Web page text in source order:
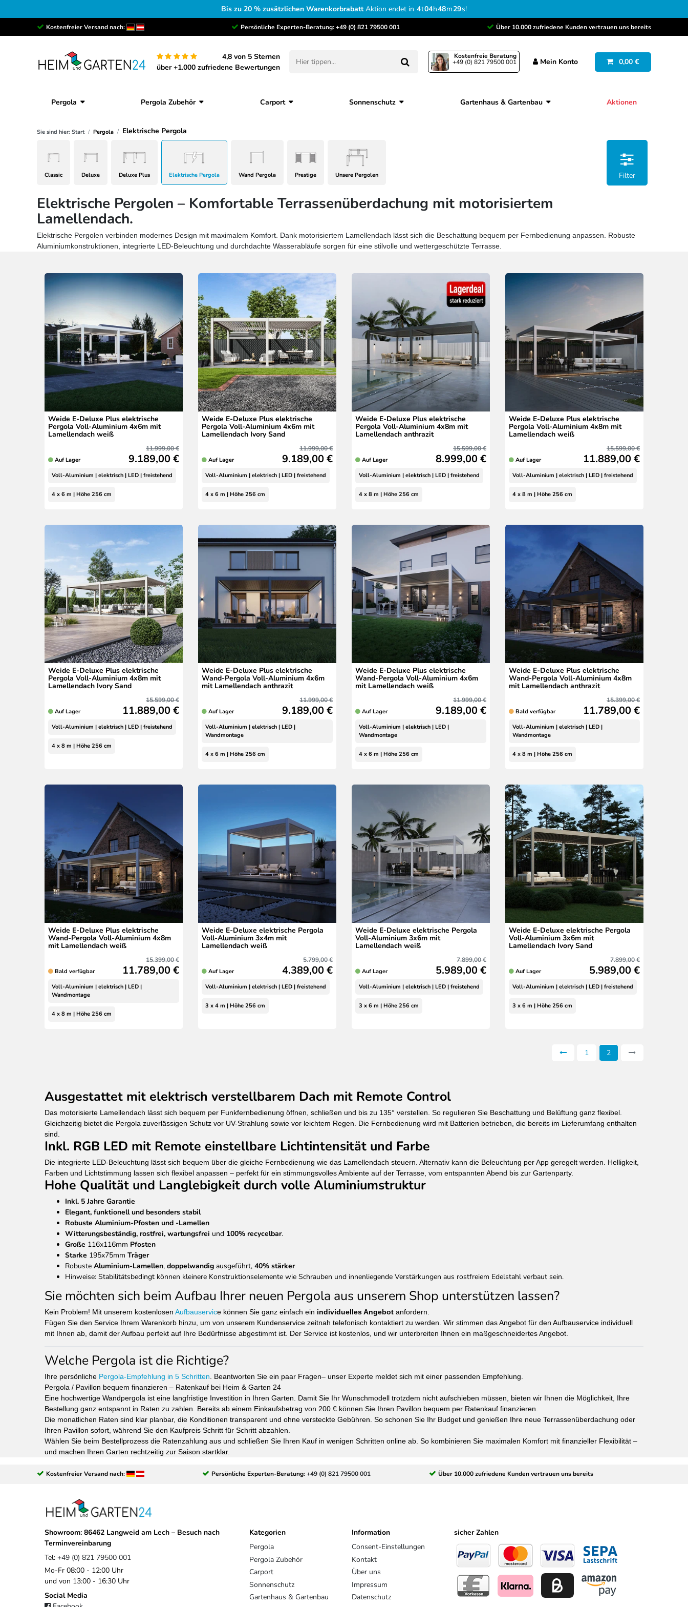
Bis zu 20 % zusätzlichen WarenkorbrabattAktion endet in 4t04h48m28s!
Kostenfreier Versand nach: Persönliche Experten-Beratung:+49 (0) 821 79500 001 Über 10.000 zufriedene Kunden vertrauen uns bereits
4,8 von 5 Sternen
über +1.000 zufriedene Bewertungen
Kostenfreie Beratung
+49 (0) 821 79500 001 Mein Konto 0,00 €
Pergola Pergola Zubehör Carport Sonnenschutz Gartenhaus & Gartenbau Aktionen
Sie sind hier: Start Pergola Elektrische Pergola
Classic Deluxe Deluxe Plus Elektrische Pergola Wand Pergola Prestige Unsere Pergolen Filter
Elektrische Pergolen – Komfortable Terrassenüberdachung mit motorisiertem
Lamellendach.
Elektrische Pergolen verbinden modernes Design mit maximalem Komfort. Dank motorisiertem Lamellendach lässt sich die Beschattung bequem per Fernbedienung anpassen. Robuste
Aluminiumkonstruktionen, integrierte LED-Beleuchtung und durchdachte Wasserabläufe sorgen für eine stilvolle und wettergeschützte Terrasse.
Weide E-Deluxe Plus elektrische
Pergola Voll-Aluminium 4x6m mit
Lamellendach weiß
Auf Lager
11.999,00 €
9.189,00 €
Voll-Aluminium | elektrisch | LED | freistehend
4 x 6 m | Höhe 256 cm
Weide E-Deluxe Plus elektrische
Pergola Voll-Aluminium 4x6m mit
Lamellendach Ivory Sand
Auf Lager
11.999,00 €
9.189,00 €
Voll-Aluminium | elektrisch | LED | freistehend
4 x 6 m | Höhe 256 cm
Weide E-Deluxe Plus elektrische
Pergola Voll-Aluminium 4x8m mit
Lamellendach anthrazit
Auf Lager
15.599,00 €
8.999,00 €
Voll-Aluminium | elektrisch | LED | freistehend
4 x 8 m | Höhe 256 cm
Weide E-Deluxe Plus elektrische
Pergola Voll-Aluminium 4x8m mit
Lamellendach weiß
Auf Lager
15.599,00 €
11.889,00 €
Voll-Aluminium | elektrisch | LED | freistehend
4 x 8 m | Höhe 256 cm
Weide E-Deluxe Plus elektrische
Pergola Voll-Aluminium 4x8m mit
Lamellendach Ivory Sand
Auf Lager
15.599,00 €
11.889,00 €
Voll-Aluminium | elektrisch | LED | freistehend
4 x 8 m | Höhe 256 cm
Weide E-Deluxe Plus elektrische
Wand-Pergola Voll-Aluminium 4x6m
mit Lamellendach anthrazit
Auf Lager
11.999,00 €
9.189,00 €
Voll-Aluminium | elektrisch | LED |
Wandmontage
4 x 6 m | Höhe 256 cm
Weide E-Deluxe Plus elektrische
Wand-Pergola Voll-Aluminium 4x6m
mit Lamellendach weiß
Auf Lager
11.999,00 €
9.189,00 €
Voll-Aluminium | elektrisch | LED |
Wandmontage
4 x 6 m | Höhe 256 cm
Weide E-Deluxe Plus elektrische
Wand-Pergola Voll-Aluminium 4x8m
mit Lamellendach anthrazit
Bald verfügbar
15.399,00 €
11.789,00 €
Voll-Aluminium | elektrisch | LED |
Wandmontage
4 x 8 m | Höhe 256 cm
Weide E-Deluxe Plus elektrische
Wand-Pergola Voll-Aluminium 4x8m
mit Lamellendach weiß
Bald verfügbar
15.399,00 €
11.789,00 €
Voll-Aluminium | elektrisch | LED |
Wandmontage
4 x 8 m | Höhe 256 cm
Weide E-Deluxe elektrische Pergola
Voll-Aluminium 3x4m mit
Lamellendach weiß
Auf Lager
5.799,00 €
4.389,00 €
Voll-Aluminium | elektrisch | LED | freistehend
3 x 4 m | Höhe 256 cm
Weide E-Deluxe elektrische Pergola
Voll-Aluminium 3x6m mit
Lamellendach weiß
Auf Lager
7.899,00 €
5.989,00 €
Voll-Aluminium | elektrisch | LED | freistehend
3 x 6 m | Höhe 256 cm
Weide E-Deluxe elektrische Pergola
Voll-Aluminium 3x6m mit
Lamellendach Ivory Sand
Auf Lager
7.899,00 €
5.989,00 €
Voll-Aluminium | elektrisch | LED | freistehend
3 x 6 m | Höhe 256 cm
1 2
Ausgestattet mit elektrisch verstellbarem Dach mit Remote Control
Das motorisierte Lamellendach lässt sich bequem per Funkfernbedienung öffnen, schließen und bis zu 135° verstellen. So regulieren Sie Beschattung und Belüftung ganz flexibel.
Gleichzeitig bietet die Pergola zuverlässigen Schutz vor UV-Strahlung sowie vor leichtem Regen. Die Fernbedienung wird mit Batterien betrieben, die bereits im Lieferumfang enthalten
sind.
Inkl. RGB LED mit Remote einstellbare Lichtintensität und Farbe
Die integrierte LED-Beleuchtung lässt sich bequem über die gleiche Fernbedienung wie das Lamellendach steuern. Alternativ kann die Beleuchtung per App geregelt werden. Helligkeit,
Farben und Lichtstimmung lassen sich flexibel anpassen – perfekt für ein stimmungsvolles Ambiente auf der Terrasse, vom entspannten Abend bis zur Gartenparty.
Hohe Qualität und Langlebigkeit durch volle Aluminiumstruktur
Inkl. 5 Jahre Garantie
Elegant, funktionell und besonders stabil
Robuste Aluminium-Pfosten und -Lamellen
Witterungsbeständig, rostfrei, wartungsfrei und 100% recycelbar.
Große 116x116mm Pfosten
Starke 195x75mm Träger
Robuste Aluminium-Lamellen, doppelwandig ausgeführt, 40% stärker
Hinweise: Stabilitätsbedingt können kleinere Konstruktionselemente wie Schrauben und innenliegende Verstärkungen aus rostfreiem Edelstahl verbaut sein.
Sie möchten sich beim Aufbau Ihrer neuen Pergola aus unserem Shop unterstützen lassen?
Kein Problem! Mit unserem kostenlosen Aufbauservice können Sie ganz einfach ein individuelles Angebot anfordern.
Fügen Sie den Service Ihrem Warenkorb hinzu, um von unserem Kundenservice zeitnah telefonisch kontaktiert zu werden. Wir stimmen das Angebot für den Aufbauservice individuell
mit Ihnen ab, damit der Aufbau perfekt auf Ihre Bedürfnisse abgestimmt ist. Der Service ist kostenlos, und wir unterbreiten Ihnen ein maßgeschneidertes Angebot.
Welche Pergola ist die Richtige?
Ihre persönliche Pergola-Empfehlung in 5 Schritten . Beantworten Sie ein paar Fragen– unser Experte meldet sich mit einer passenden Empfehlung.
Pergola / Pavillon bequem finanzieren – Ratenkauf bei Heim & Garten 24
Eine hochwertige Wandpergola ist eine langfristige Investition in Ihren Garten. Damit Sie Ihr Wunschmodell trotzdem nicht aufschieben müssen, bieten wir Ihnen die Möglichkeit, Ihre
Bestellung ganz entspannt in Raten zu zahlen. Bereits ab einem Einkaufsbetrag von 200 € können Sie Ihren Pavillon bequem per Ratenkauf finanzieren.
Die monatlichen Raten sind klar planbar, die Konditionen transparent und ohne versteckte Gebühren. So schonen Sie Ihr Budget und genießen Ihre neue Terrassenüberdachung oder
Ihren Pavillon sofort, während Sie den Kaufpreis Schritt für Schritt abzahlen.
Wählen Sie beim Bestellprozess die Ratenzahlung aus und schließen Sie Ihren Kauf in wenigen Schritten online ab. So kombinieren Sie maximalen Komfort mit finanzieller Flexibilität –
und machen Ihren Garten rechtzeitig zur Saison startklar.
Kostenfreier Versand nach: Persönliche Experten-Beratung:+49 (0) 821 79500 001 Über 10.000 zufriedene Kunden vertrauen uns bereits
Showroom: 86462 Langweid am Lech – Besuch nach
Terminvereinbarung
Tel: +49 (0) 821 79500 001
Mo-Fr 08:00 - 12:00 Uhr
und von 13:00 - 16:30 Uhr
Social Media
Kategorien
Pergola
Pergola Zubehör
Carport
Sonnenschutz
Gartenhaus & Gartenbau
Information
Consent-Einstellungen
Kontakt
Über uns
Impressum
Datenschutz
sicher Zahlen